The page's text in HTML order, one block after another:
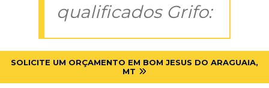
qualificados Grifo:
SOLICITE UM ORÇAMENTO EM BOM JESUS DO ARAGUAIA,
MT